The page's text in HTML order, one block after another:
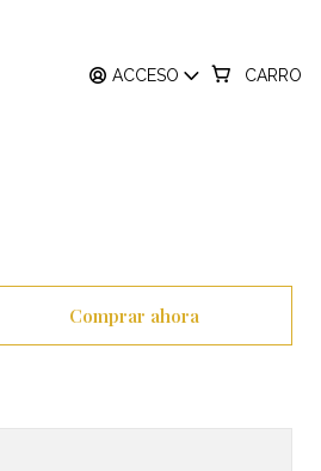
ACCESO CARRO
Comprar ahora